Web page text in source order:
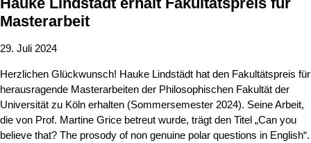
Masterarbeit
29. Juli 2024
Herzlichen Glückwunsch! Hauke Lindstädt hat den Fakultätspreis für
herausragende Masterarbeiten der Philosophischen Fakultät der
Universität zu Köln erhalten (Sommersemester 2024). Seine Arbeit,
die von Prof. Martine Grice betreut wurde, trägt den Titel „Can you
believe that? The prosody of non genuine polar questions in English“.